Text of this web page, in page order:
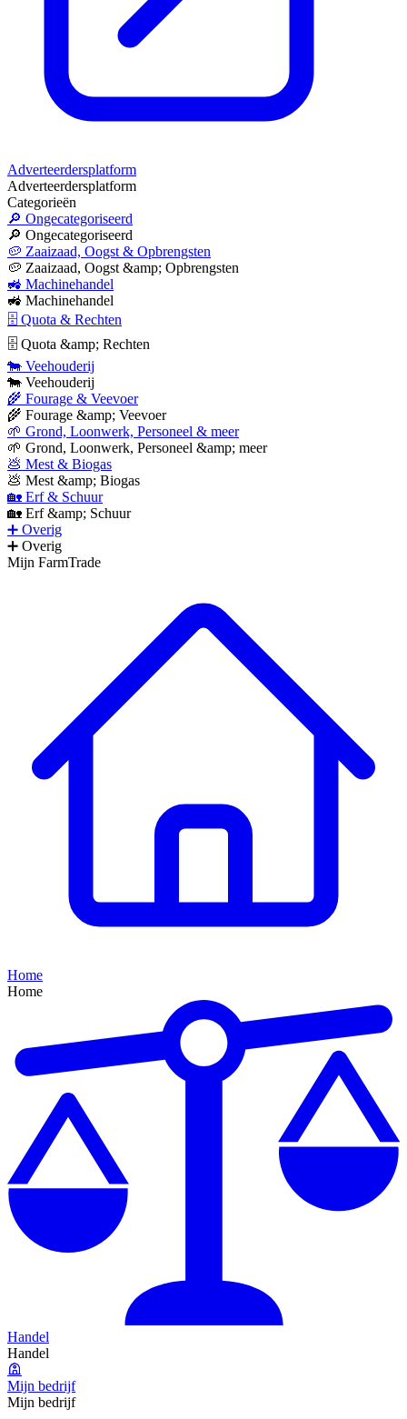
Adverteerdersplatform
Adverteerdersplatform
Categorieën
🔎 Ongecategoriseerd
🔎 Ongecategoriseerd
🥔 Zaaizaad, Oogst & Opbrengsten
🥔 Zaaizaad, Oogst &amp; Opbrengsten
🚜 Machinehandel
🚜 Machinehandel
🗄 Quota & Rechten
🗄 Quota &amp; Rechten
🐄 Veehouderij
🐄 Veehouderij
🌾 Fourage & Veevoer
🌾 Fourage &amp; Veevoer
🌱 Grond, Loonwerk, Personeel & meer
🌱 Grond, Loonwerk, Personeel &amp; meer
💩 Mest & Biogas
💩 Mest &amp; Biogas
🏡 Erf & Schuur
🏡 Erf &amp; Schuur
➕ Overig
➕ Overig
Mijn FarmTrade
Home
Home
Handel
Handel
Mijn bedrijf
Mijn bedrijf